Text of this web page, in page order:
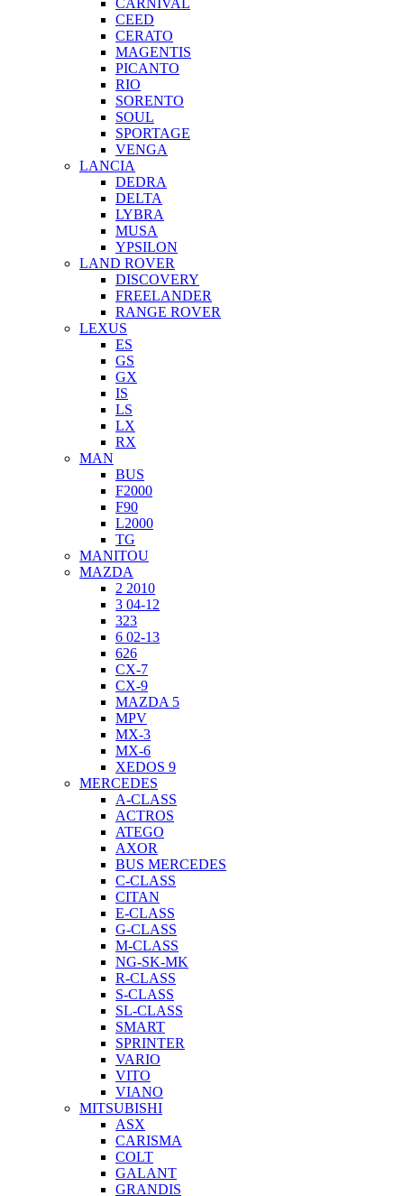
CARNIVAL
CEED
CERATO
MAGENTIS
PICANTO
RIO
SORENTO
SOUL
SPORTAGE
VENGA
LANCIA
DEDRA
DELTA
LYBRA
MUSA
YPSILON
LAND ROVER
DISCOVERY
FREELANDER
RANGE ROVER
LEXUS
ES
GS
GX
IS
LS
LX
RX
MAN
BUS
F2000
F90
L2000
TG
MANITOU
MAZDA
2 2010
3 04-12
323
6 02-13
626
CX-7
CX-9
MAZDA 5
MPV
MX-3
MX-6
XEDOS 9
MERCEDES
A-CLASS
ACTROS
ATEGO
AXOR
BUS MERCEDES
C-CLASS
CITAN
E-CLASS
G-CLASS
M-CLASS
NG-SK-MK
R-CLASS
S-CLASS
SL-CLASS
SMART
SPRINTER
VARIO
VITO
VIANO
MITSUBISHI
ASX
CARISMA
COLT
GALANT
GRANDIS